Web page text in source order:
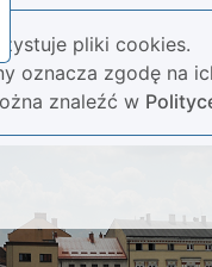
pliki cookies.
oznacza zgodę na
znaleźć w